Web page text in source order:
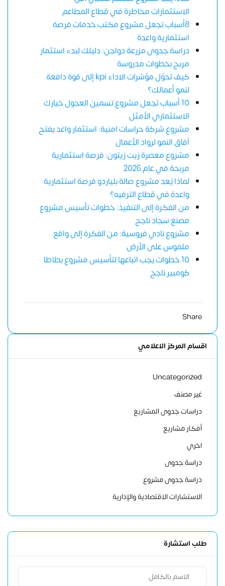
الاستثمارات مخاطرة في قطاع المطاعم
8أسباب تجعل مشروع مكتب خدمات فرصة
استثمارية واعدة
دراسة جدوى مزرعة دواجن: دليلك لبدء استثمار
مربح بخطوات مدروسة
كيف تحوّل مؤشرات الاداء kpi إلى قوة دافعة
لنمو أعمالك؟
10 أسباب تجعل مشروع تسمين العجول خيارك
الاستثماري الأمثل
مشروع شركة حراسات امنية: استثمار واعد يفتح
آفاق النمو لرواد الأعمال
مشروع معصرة زيت زيتون: فرصة استثمارية
مربحة في عام 2026
لماذا يُعد مشروع صالة بلياردو فرصة استثمارية
واعدة في قطاع الترفيه؟
من الفكرة إلى التنفيذ: خطوات تأسيس مشروع
مصنع سجاد ناجح
مشروع نادي فروسية: من الفكرة إلى واقع
ملموس على الأرض
10 خطوات يجب اتباعها لتأسيس مشروع بطاطا
كومبير ناجح
Share
اقسام المركز الاعلامي
Uncategorized
غير مصنف
دراسات جدوى المشاريع
أفكار مشاريع
اخري
دراسة جدوى
دراسة جدوى مشروع
الاستشارات الاقتصادية والإدارية
طلب استشارة